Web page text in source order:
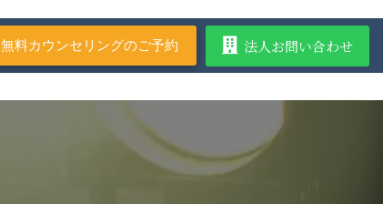
無料カウンセリングのご予約 法人お問い合わせ